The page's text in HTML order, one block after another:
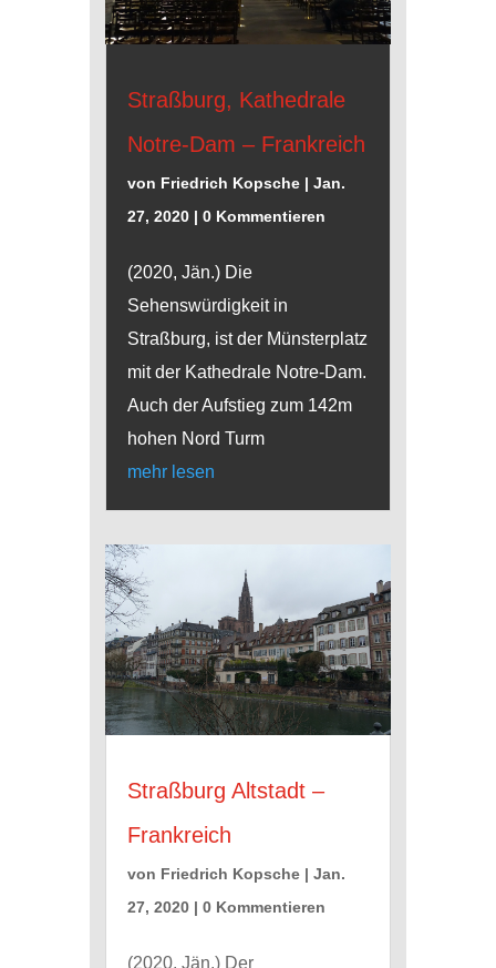
Straßburg, Kathedrale
Notre-Dam – Frankreich
von Friedrich Kopsche| Jan.
27, 2020| 0 Kommentieren
(2020, Jän.) Die
Sehenswürdigkeit in
Straßburg, ist der Münsterplatz
mit der Kathedrale Notre-Dam.
Auch der Aufstieg zum 142m
hohen Nord Turm
mehr lesen
Straßburg Altstadt –
Frankreich
von Friedrich Kopsche| Jan.
27, 2020| 0 Kommentieren
(2020, Jän.) Der